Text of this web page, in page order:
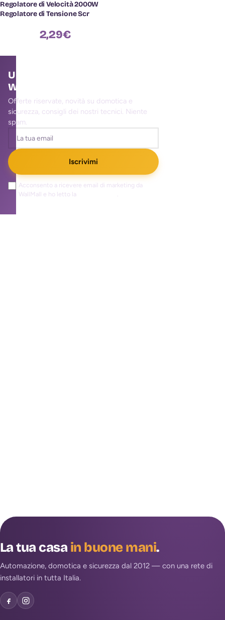
Regolatore di Velocità 2000W
Regolatore di Tensione Scr
2,29€
Unisciti alla community
WallMall
Offerte riservate, novità su domotica e
sicurezza, consigli dei nostri tecnici. Niente
spam.
Iscrivimi
Acconsento a ricevere email di marketing da
WallMall e ho letto la
.
La tua casain buone mani.
Automazione, domotica e sicurezza dal 2012 — con una rete di
installatori in tutta Italia.